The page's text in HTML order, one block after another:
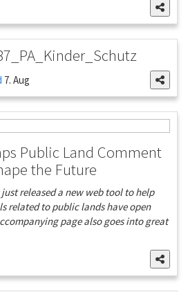
7. Aug
Public Land Comment
the Future
released a new web tool to help
related to public lands have open
page also goes into great